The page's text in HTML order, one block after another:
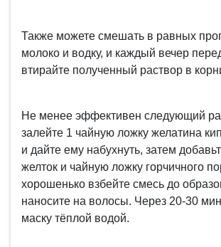
Также можете смешать в равных
молоко и водку, и каждый вечер
втирайте полученный раствор в
Не менее эффективен следующий
залейте 1 чайную ложку желатина
и дайте ему набухнуть, затем
желток и чайную ложку горчичного
хорошенько взбейте смесь до
наносите на волосы. Через 20-30
маску тёплой водой.